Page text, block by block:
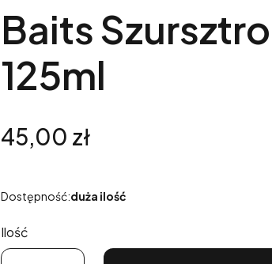
Baits
125ml
Cena
45,00 zł
Dostępność:duża ilość
Ilość